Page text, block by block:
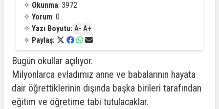
✧ Okunma: 3972
✧ Yorum: 0
✧ Yazı Boyutu: A- A+
✧ Paylaş:
Bugün okullar açılıyor.
Milyonlarca evladımız anne ve babalarının hayata
dair öğrettiklerinin dışında başka birileri tarafından
eğitim ve öğretime tabi tutulacaklar.